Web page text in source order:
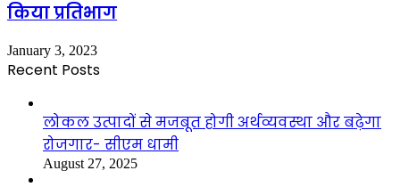
किया प्रतिभाग
January 3, 2023
Recent Posts
लोकल उत्पादों से मजबूत होगी अर्थव्यवस्था और बढ़ेगा
रोजगार- सीएम धामी
August 27, 2025